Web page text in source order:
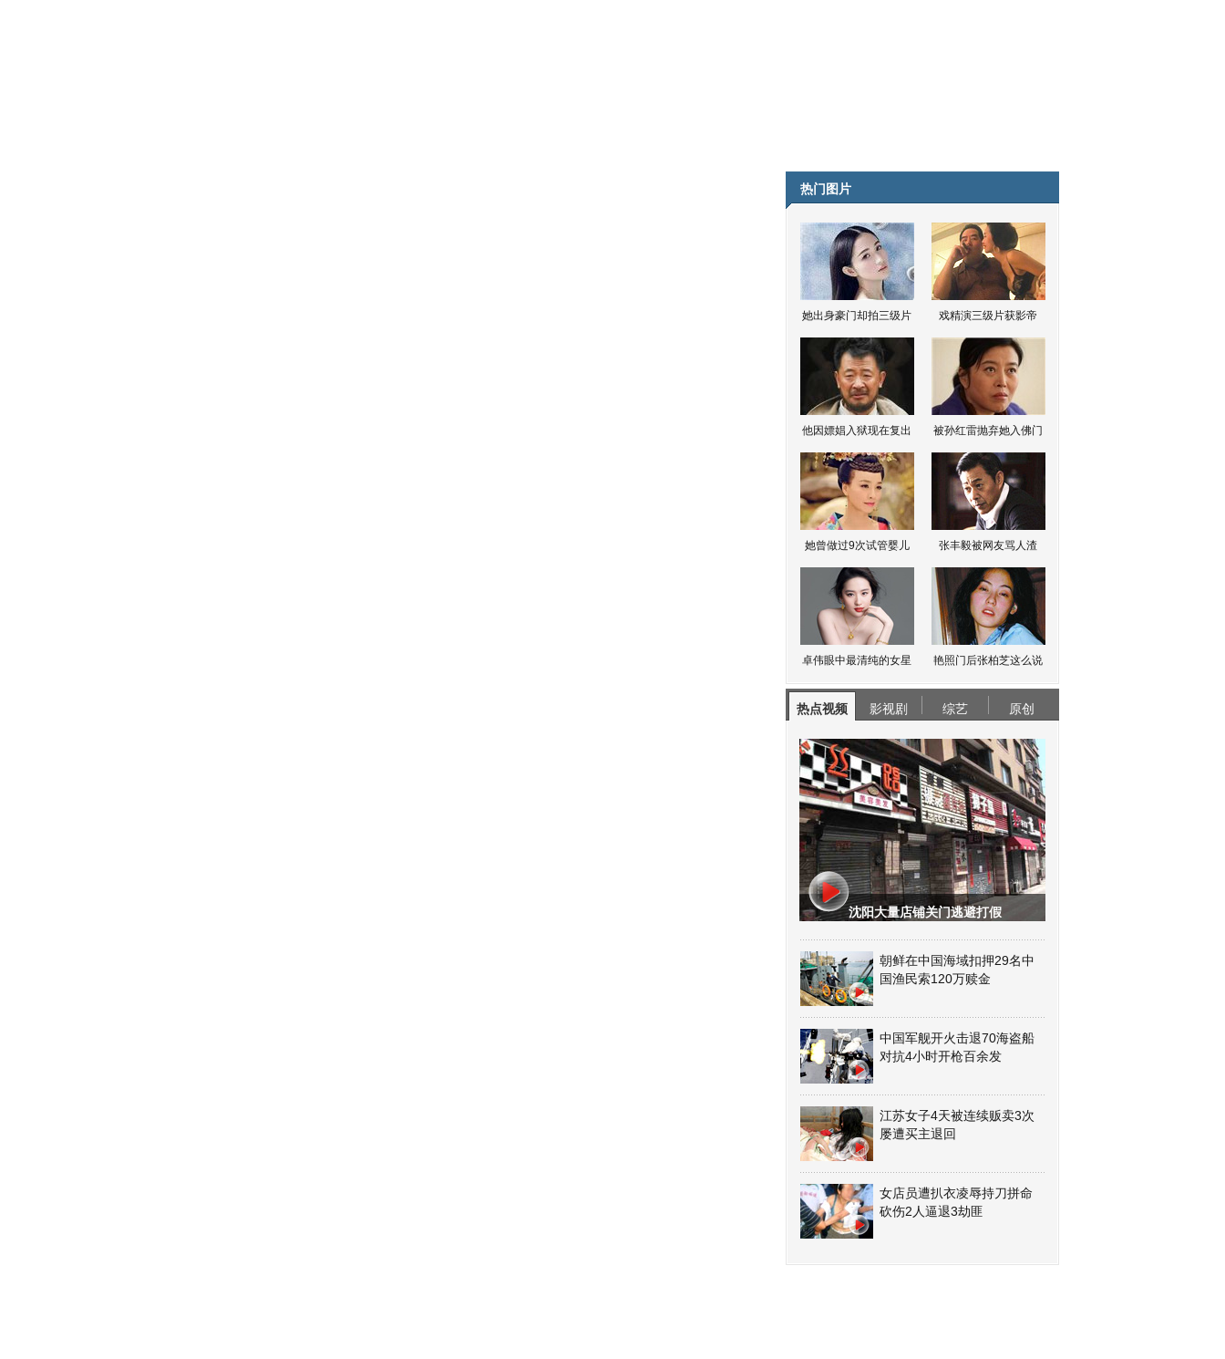
热门图片
她出身豪门却拍三级片 戏精演三级片获影帝
他因嫖娼入狱现在复出 被孙红雷抛弃她入佛门
她曾做过9次试管婴儿 张丰毅被网友骂人渣
卓伟眼中最清纯的女星 艳照门后张柏芝这么说
热点视频 影视剧 综艺 原创
沈阳大量店铺关门逃避打假
朝鲜在中国海域扣押29名中
国渔民索120万赎金
中国军舰开火击退70海盗船
对抗4小时开枪百余发
江苏女子4天被连续贩卖3次
屡遭买主退回
女店员遭扒衣凌辱持刀拼命
砍伤2人逼退3劫匪